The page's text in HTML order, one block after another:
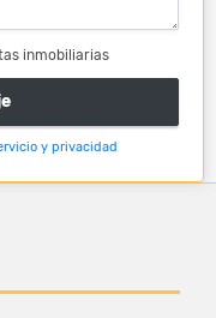
inmobiliarias
y privacidad